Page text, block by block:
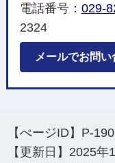
電話番号： 029-
2324
メールでお問
【ぺージID】 P-
【更新日】 2025年